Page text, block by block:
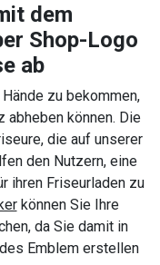
dem
Shop-Logo
ab
zu bekommen,
abheben können. Die
die auf unserer
den Nutzern, eine
ihren Friseurladen zu
können Sie Ihre
da Sie damit in
Emblem erstellen